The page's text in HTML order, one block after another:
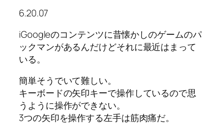
6.20.07
iGoogleのコンテンツに昔懐かしのゲームのパ
ックマンがあるんだけどそれに最近はまって
いる。
簡単そうでいて難しい。
キーボードの矢印キーで操作しているので思
うように操作ができない。
3つの矢印を操作する左手は筋肉痛だ。